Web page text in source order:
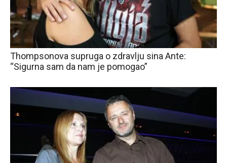
Thompsonova supruga o zdravlju sina Ante:
“Sigurna sam da nam je pomogao”